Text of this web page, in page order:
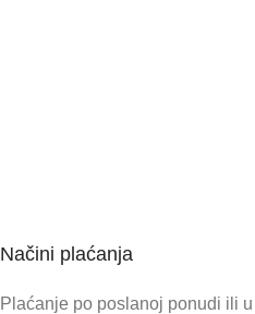
Načini plaćanja
Plaćanje po poslanoj ponudi ili